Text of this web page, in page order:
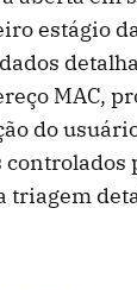
estágio
MAC,
do
triagem